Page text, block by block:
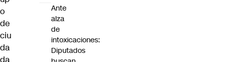
o
de
ciu
da
da
Ante
alza
de
intoxicaciones:
Diputados